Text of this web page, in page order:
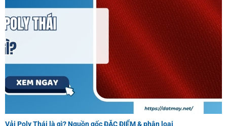
Vải Poly Thái là gì? Nguồn gốc ĐẶC ĐIỂM & phân loại